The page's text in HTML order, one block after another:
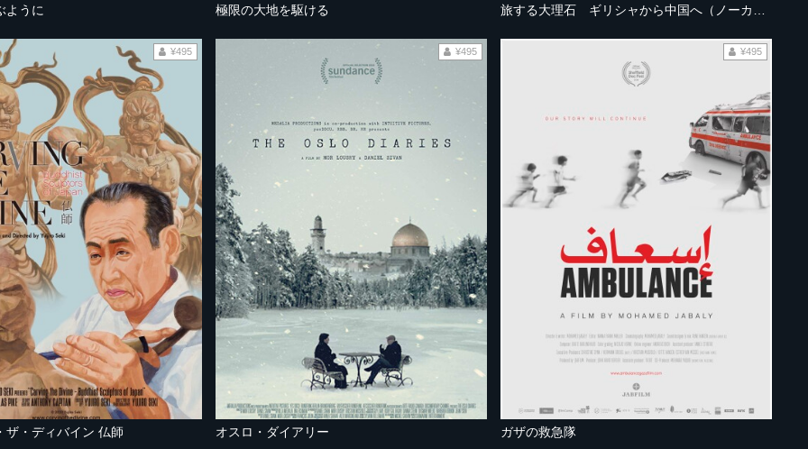
ように 極限の大地を駆ける 旅する大理石 ギリシャから中国へ（ノーカット版）
ザ・ディバイン 仏師
¥495
オスロ・ダイアリー
¥495
ガザの救急隊
¥495